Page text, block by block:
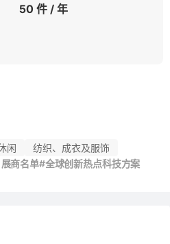
50 件 / 年
闲
纺织、成衣及服饰
商名单#全球创新热点科技方案